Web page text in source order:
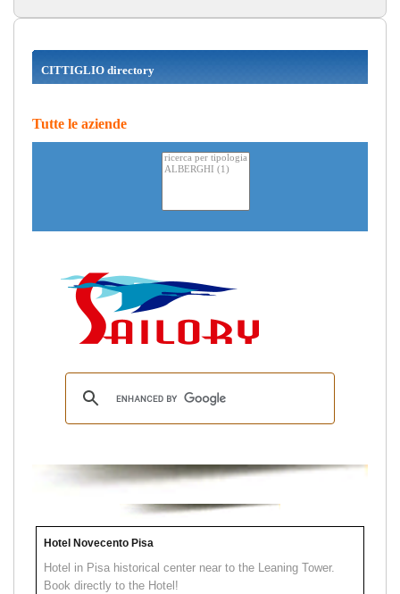
CITTIGLIO directory
Tutte le aziende
Hotel Novecento Pisa
Hotel in Pisa historical center near to the Leaning Tower.
Book directly to the Hotel!